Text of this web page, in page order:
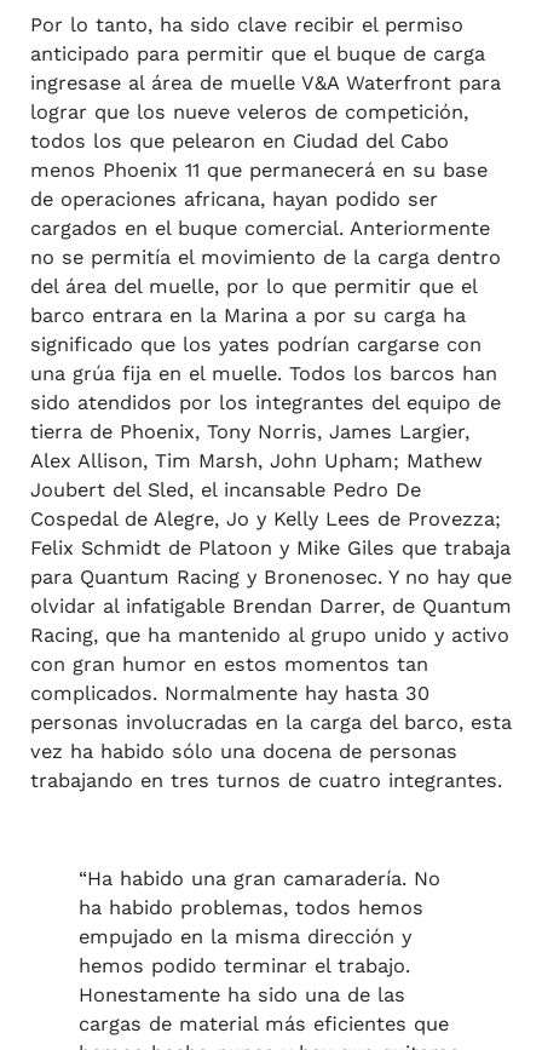
Por lo tanto, ha sido clave recibir el permiso
anticipado para permitir que el buque de carga
ingresase al área de muelle V&A Waterfront para
lograr que los nueve veleros de competición,
todos los que pelearon en Ciudad del Cabo
menos Phoenix 11 que permanecerá en su base
de operaciones africana, hayan podido ser
cargados en el buque comercial. Anteriormente
no se permitía el movimiento de la carga dentro
del área del muelle, por lo que permitir que el
barco entrara en la Marina a por su carga ha
significado que los yates podrían cargarse con
una grúa fija en el muelle. Todos los barcos han
sido atendidos por los integrantes del equipo de
tierra de Phoenix, Tony Norris, James Largier,
Alex Allison, Tim Marsh, John Upham; Mathew
Joubert del Sled, el incansable Pedro De
Cospedal de Alegre, Jo y Kelly Lees de Provezza;
Felix Schmidt de Platoon y Mike Giles que trabaja
para Quantum Racing y Bronenosec. Y no hay que
olvidar al infatigable Brendan Darrer, de Quantum
Racing, que ha mantenido al grupo unido y activo
con gran humor en estos momentos tan
complicados. Normalmente hay hasta 30
personas involucradas en la carga del barco, esta
vez ha habido sólo una docena de personas
trabajando en tres turnos de cuatro integrantes.
“Ha habido una gran camaradería. No
ha habido problemas, todos hemos
empujado en la misma dirección y
hemos podido terminar el trabajo.
Honestamente ha sido una de las
cargas de material más eficientes que